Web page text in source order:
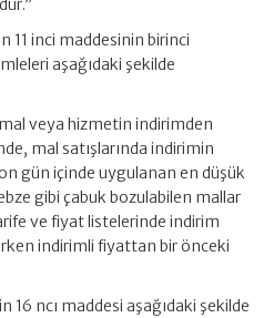
11 inci maddesinin birinci
aşağıdaki şekilde
veya hizmetin indirimden
mal satışlarında indirimin
gün içinde uygulanan en düşük
gibi çabuk bozulabilen mallar
ve fiyat listelerinde indirim
indirimli fiyattan bir önceki
16 ncı maddesi aşağıdaki şekilde